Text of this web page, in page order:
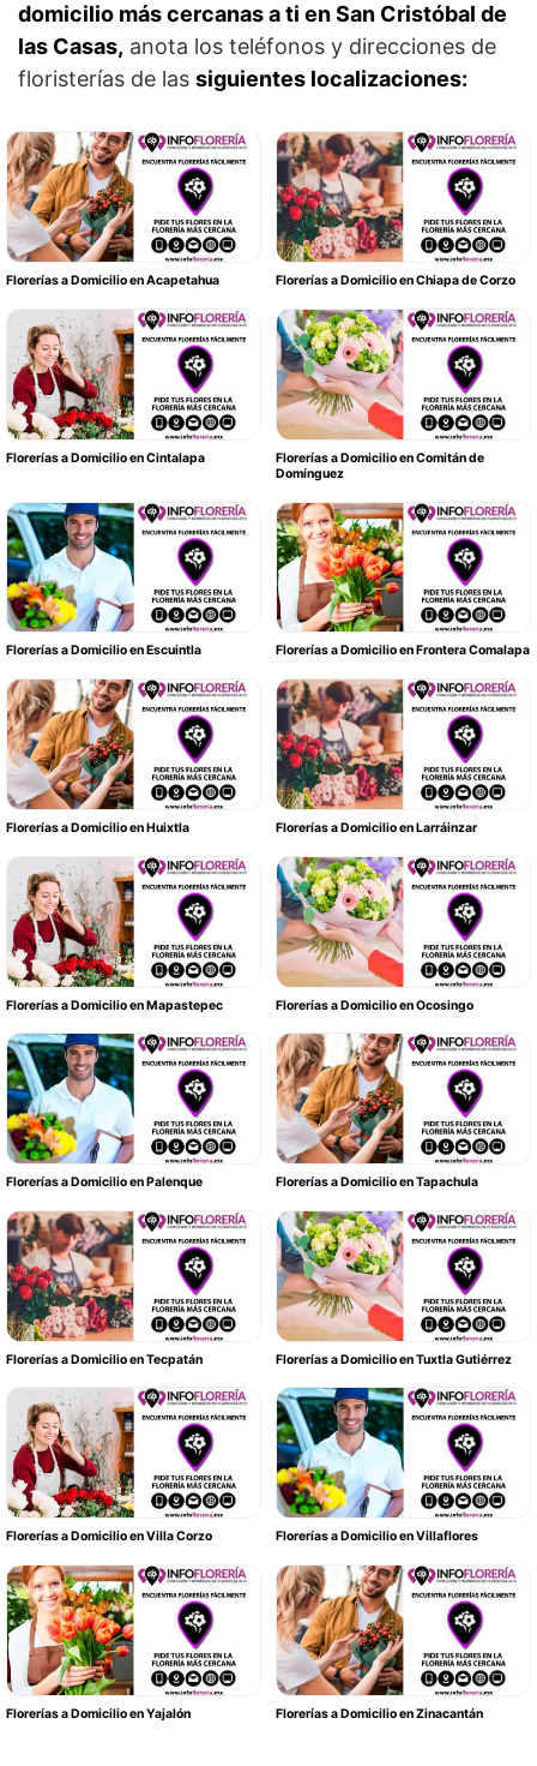
domicilio más cercanas a ti en San Cristóbal de
las Casas, anota los teléfonos y direcciones de
floristerías de las siguientes localizaciones:
Florerías a Domicilio en Acapetahua Florerías a Domicilio en Chiapa de Corzo
Florerías a Domicilio en Cintalapa
Florerías a Domicilio en Comitán de
Domínguez
Florerías a Domicilio en Escuintla Florerías a Domicilio en Frontera Comalapa
Florerías a Domicilio en Huixtla Florerías a Domicilio en Larráinzar
Florerías a Domicilio en Mapastepec Florerías a Domicilio en Ocosingo
Florerías a Domicilio en Palenque Florerías a Domicilio en Tapachula
Florerías a Domicilio en Tecpatán Florerías a Domicilio en Tuxtla Gutiérrez
Florerías a Domicilio en Villa Corzo Florerías a Domicilio en Villaflores
Florerías a Domicilio en Yajalón Florerías a Domicilio en Zinacantán